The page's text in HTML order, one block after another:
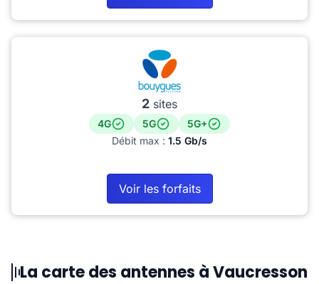
2 sites
4G 5G
5G+
Débit max : 1.5 Gb/s
Voir les forfaits
La carte des antennes à Vaucresson